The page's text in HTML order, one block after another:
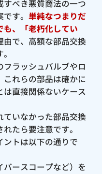
すべき悪質商法の一つ
す。 単純なつまりだ
も、「老朽化してい
由で、高額な部品交換
ラッシュバルブやロ
れらの部品は確かに
直接関係ないケース
いなかった部品交換
たら要注意です。
ントは以下の通りで
ースコープなど）を